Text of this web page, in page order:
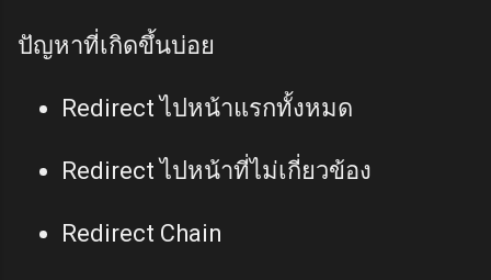
ปัญหาที่เกิดขึ้นบ่อย
Redirect ไปหน้าแรกทั้งหมด
Redirect ไปหน้าที่ไม่เกี่ยวข้อง
Redirect Chain